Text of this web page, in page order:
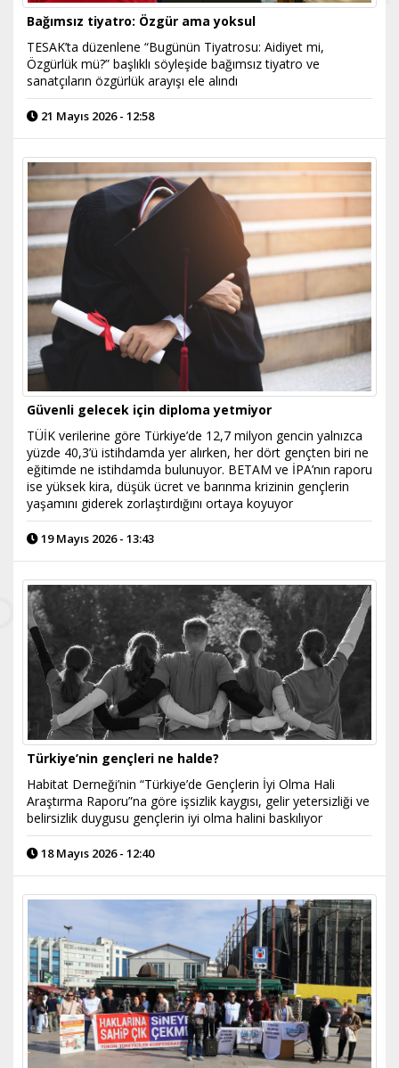
Bağımsız tiyatro: Özgür ama yoksul
TESAK’ta düzenlene “Bugünün Tiyatrosu: Aidiyet mi,
Özgürlük mü?” başlıklı söyleşide bağımsız tiyatro ve
sanatçıların özgürlük arayışı ele alındı
21 Mayıs 2026 - 12:58
Güvenli gelecek için diploma yetmiyor
TÜİK verilerine göre Türkiye’de 12,7 milyon gencin yalnızca
yüzde 40,3’ü istihdamda yer alırken, her dört gençten biri ne
eğitimde ne istihdamda bulunuyor. BETAM ve İPA’nın raporu
ise yüksek kira, düşük ücret ve barınma krizinin gençlerin
yaşamını giderek zorlaştırdığını ortaya koyuyor
19 Mayıs 2026 - 13:43
Türkiye’nin gençleri ne halde?
Habitat Derneği’nin “Türkiye’de Gençlerin İyi Olma Hali
Araştırma Raporu”na göre işsizlik kaygısı, gelir yetersizliği ve
belirsizlik duygusu gençlerin iyi olma halini baskılıyor
18 Mayıs 2026 - 12:40